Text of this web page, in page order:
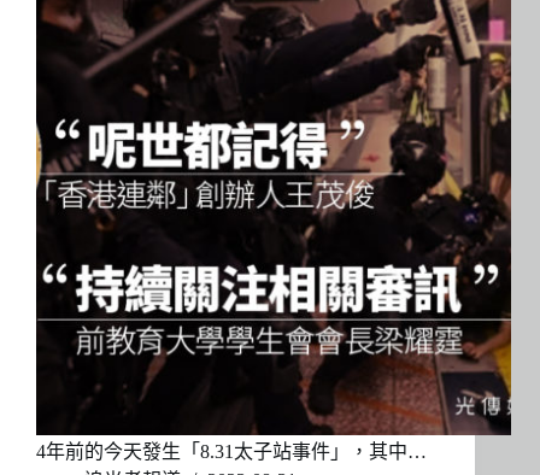
4年前的今天發生「8.31太子站事件」，其中…